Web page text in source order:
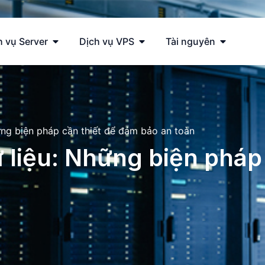
vụ Server Dịch vụ VPS Tài nguyên
biện pháp cần thiết để đảm bảo an toàn
Những biện